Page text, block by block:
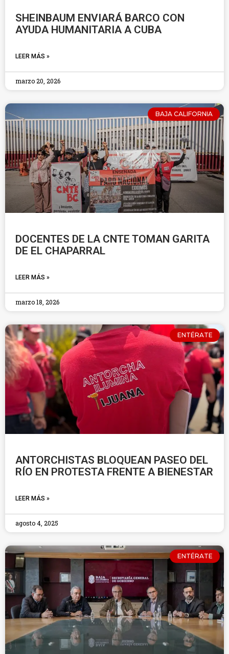
SHEINBAUM ENVIARÁ BARCO CON
AYUDA HUMANITARIA A CUBA
LEER MÁS »
marzo 20, 2026
BAJA CALIFORNIA
DOCENTES DE LA CNTE TOMAN GARITA
DE EL CHAPARRAL
LEER MÁS »
marzo 18, 2026
ENTÉRATE
ANTORCHISTAS BLOQUEAN PASEO DEL
RÍO EN PROTESTA FRENTE A BIENESTAR
LEER MÁS »
agosto 4, 2025
ENTÉRATE